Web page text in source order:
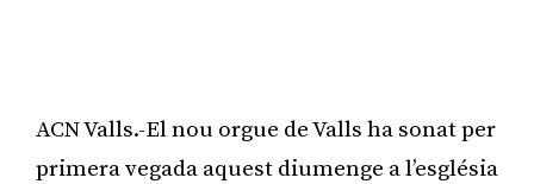
ACN Valls.-El nou orgue de Valls ha sonat per
primera vegada aquest diumenge a l’església